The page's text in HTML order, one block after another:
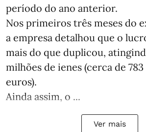
período do ano anterior.
Nos primeiros três meses do
a empresa detalhou que o
mais do que duplicou,
milhões de ienes (cerca de
euros).
Ainda assim, o ...
Ver mais